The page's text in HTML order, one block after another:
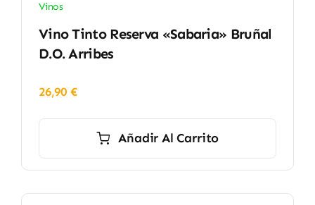
Vinos
Vino Tinto Reserva «Sabaria» Bruñal
D.O. Arribes
26,90 €
Añadir Al Carrito